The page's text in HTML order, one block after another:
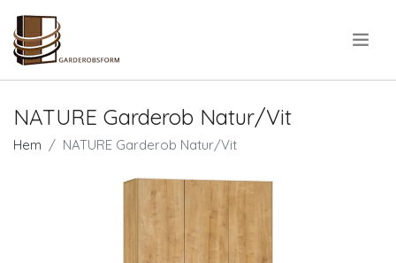
NATURE Garderob Natur/Vit
Hem NATURE Garderob Natur/Vit